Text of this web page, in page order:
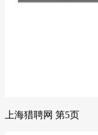
上海猎聘网 第5页